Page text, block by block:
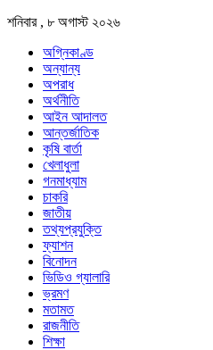
শনিবার , ৮ অগাস্ট ২০২৬
অগ্নিকাণ্ড
অন্যান্য
অপরাধ
অর্থনীতি
আইন আদালত
আন্তর্জাতিক
কৃষি বার্তা
খেলাধুলা
গনমাধ্যাম
চাকরি
জাতীয়
তথ্যপ্রযুক্তি
ফ্যাশন
বিনোদন
ভিডিও গ্যালারি
ভ্রমণ
মতামত
রাজনীতি
শিক্ষা